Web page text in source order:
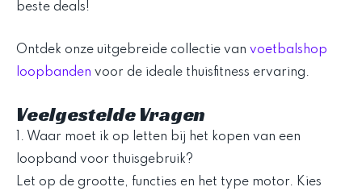
beste deals!
Ontdek onze uitgebreide collectie van voetbalshop
loopbanden voor de ideale thuisfitness ervaring.
Veelgestelde Vragen
1. Waar moet ik op letten bij het kopen van een
loopband voor thuisgebruik?
Let op de grootte, functies en het type motor. Kies